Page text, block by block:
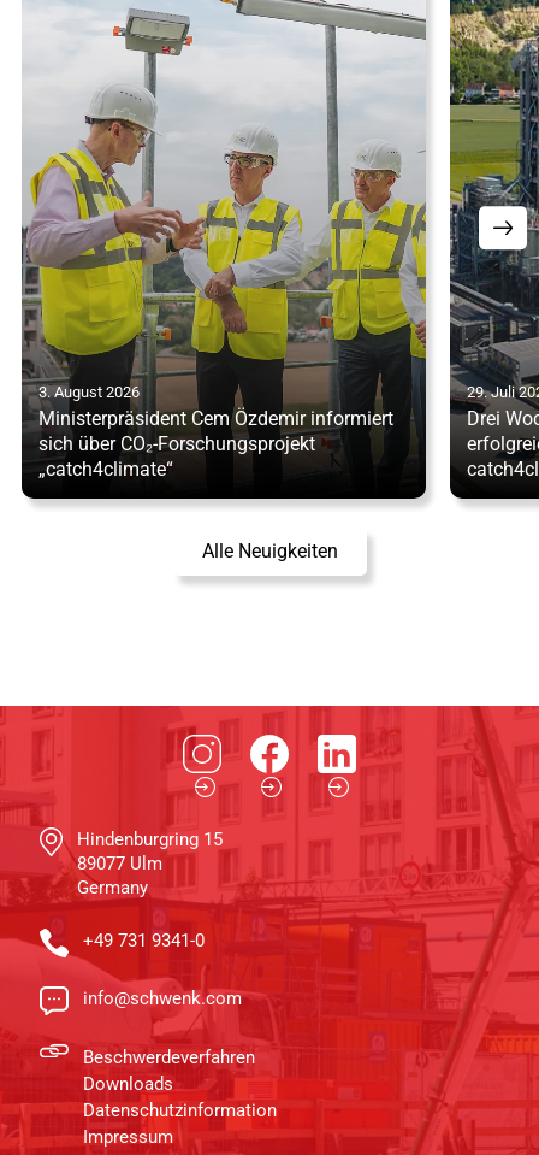
3. August 2026
Ministerpräsident Cem Özdemir informiert
sich über CO₂-Forschungsprojekt
„catch4climate“
29. Juli
Drei
Alle Neuigkeiten
Hindenburgring 15
89077 Ulm
Germany
+49 731 9341-0
info@schwenk.com
Beschwerdeverfahren
Downloads
Datenschutzinformation
Impressum